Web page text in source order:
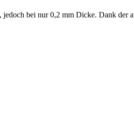
bei nur 0,2 mm Dicke. Dank